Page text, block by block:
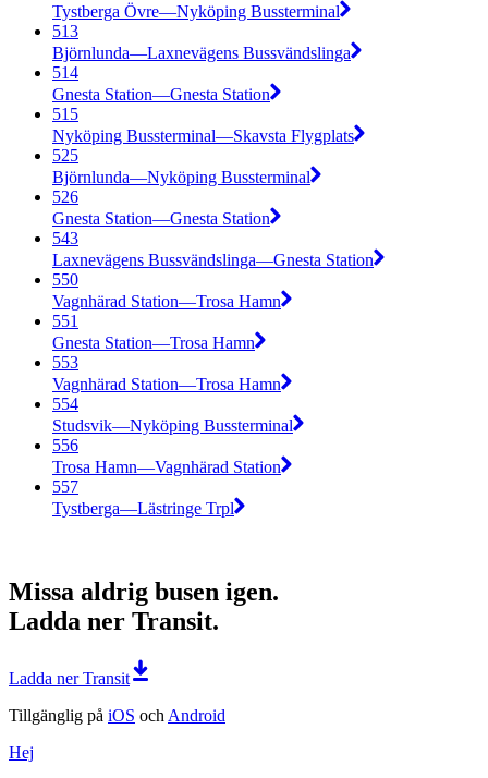
Tystberga Övre—Nyköping Bussterminal
513
Björnlunda—Laxnevägens Bussvändslinga
514
Gnesta Station—Gnesta Station
515
Nyköping Bussterminal—Skavsta Flygplats
525
Björnlunda—Nyköping Bussterminal
526
Gnesta Station—Gnesta Station
543
Laxnevägens Bussvändslinga—Gnesta Station
550
Vagnhärad Station—Trosa Hamn
551
Gnesta Station—Trosa Hamn
553
Vagnhärad Station—Trosa Hamn
554
Studsvik—Nyköping Bussterminal
556
Trosa Hamn—Vagnhärad Station
557
Tystberga—Lästringe Trpl
Missa aldrig busen igen.
Ladda ner Transit.
Ladda ner Transit
Tillgänglig på iOS och Android
Hej